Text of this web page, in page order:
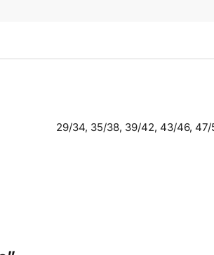
29/34, 35/38, 39/42, 43/46, 47/